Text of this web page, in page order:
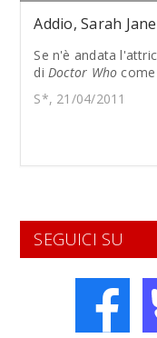
Addio, Sarah Jane
Se n'è andata
diDoctor Who
S*, 21/04/2011
SEGUICI SU